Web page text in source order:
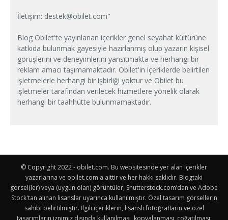
İletişim: destek@obilet.com"
Blog Obilet'te yayınlanan içerikler genel seyahat kültürüne
katkıda bulunmak gayesiyle hazırlanmış olup yazarın kişisel
görüşlerini ve deneyimlerini yansıtmakta ve herhangi bir
reklam amacı taşımamaktadır. Obilet'in içeriklerde belirtilen
işletmelerle herhangi bir işbirliği yoktur ve Obilet bu
işletmeler tarafından verilecek hizmetlere yönelik olarak
herhangi bir taahhütte bulunmamaktadır.
© Copyright 2022 - obilet.com. Bu websitesinde yer alan içerikler
yazarlarına ve obilet.com'a aittir ve her hakkı saklıdır. Blogtaki
görsel(ler) veya (uygun olan) görüntüler, Shutterstock.com’dan ve Adobe
Stock'tan alınan lisanslar uyarınca kullanılmıştır. Özel tasarım görsellerin
sahibi belirtilmiştir. İlgili içeriklerin, lisanslı fotoğrafların ve özel
tasarımların iznimiz dışında kullanılması, kopyalanması, çoğatılması,